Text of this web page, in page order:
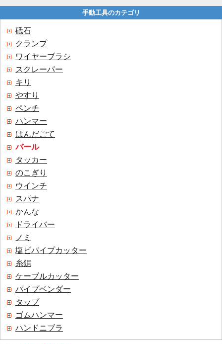
手動工具のカテゴリ
砥石
クランプ
ワイヤーブラシ
スクレーパー
キリ
やすり
ペンチ
ハンマー
はんだごて
バール
タッカー
のこぎり
ウインチ
スパナ
かんな
ドライバー
ノミ
塩ビパイプカッター
糸鋸
ケーブルカッター
パイプベンダー
タップ
ゴムハンマー
ハンドニブラ